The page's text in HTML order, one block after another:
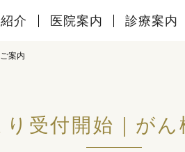
介 医院案内 診療案内
案内
り受付開始｜がん